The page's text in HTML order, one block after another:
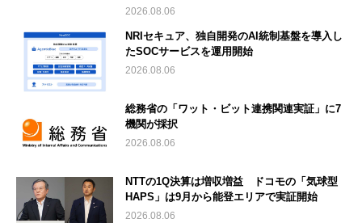
2026.08.06
NRIセキュア、独自開発のAI統制基盤を導入し
たSOCサービスを運用開始
2026.08.06
総務省の「ワット・ビット連携関連実証」に7
機関が採択
2026.08.06
NTTの1Q決算は増収増益 ドコモの「気球型
HAPS」は9月から能登エリアで実証開始
2026.08.06